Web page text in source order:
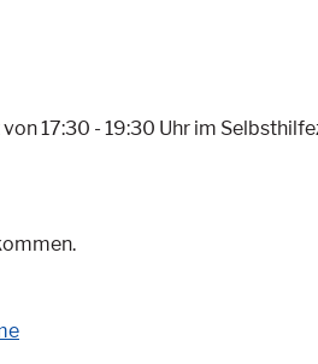
17:30 - 19:30 Uhr im